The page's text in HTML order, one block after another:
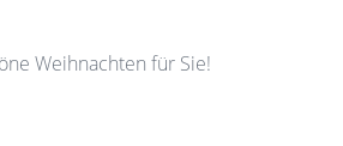
Weihnachten für Sie!